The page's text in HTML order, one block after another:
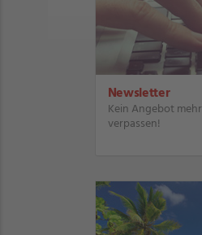
Newsletter
Kein Angebot mehr
verpassen!